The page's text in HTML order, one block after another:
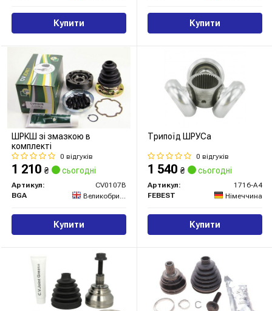
Купити Купити
ШРКШ зі змазкою в
комплекті
0 відгуків
1 210 ₴ сьогодні
Артикул:
CV0107B
BGA
Великобританія
Купити
Трипоїд ШРУСа
0 відгуків
1 540 ₴ сьогодні
Артикул:
1716-A4
FEBEST
Німеччина
Купити